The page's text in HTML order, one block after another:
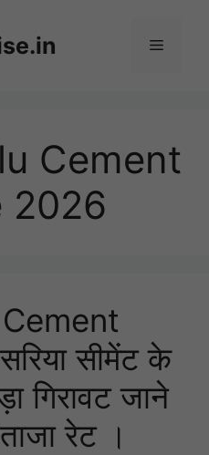
Menu
Cement
2026
सीमेंट के
गिरावट जाने
रेट ।